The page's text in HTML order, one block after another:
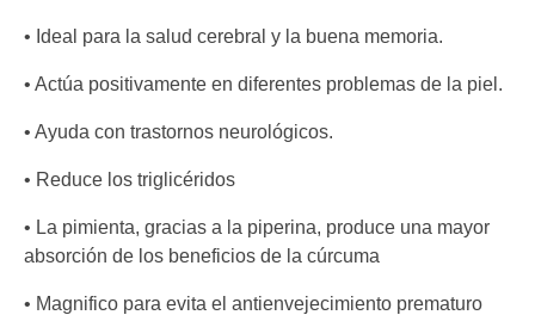
• Ideal para la salud cerebral y la buena memoria.
• Actúa positivamente en diferentes problemas de la piel.
• Ayuda con trastornos neurológicos.
• Reduce los triglicéridos
• La pimienta, gracias a la piperina, produce una mayor
absorción de los beneficios de la cúrcuma
• Magnifico para evita el antienvejecimiento prematuro